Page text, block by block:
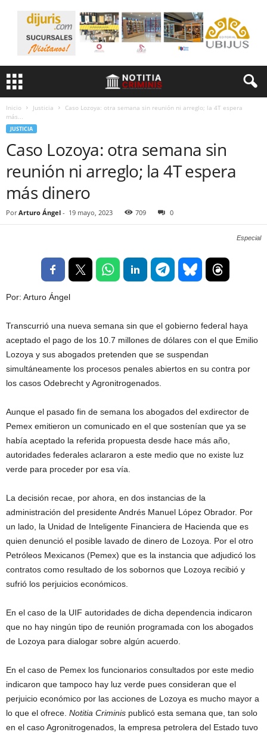
Inicio Justicia
Caso Lozoya: otra semana sin reunión ni arreglo; la 4T espera
más...
JUSTICIA
Caso Lozoya: otra semana sin
reunión ni arreglo; la 4T espera
más dinero
Por Arturo Ángel - 19 mayo, 2023 709 0
Especial
Por: Arturo Ángel
Transcurrió una nueva semana sin que el gobierno federal haya
aceptado el pago de los 10.7 millones de dólares con el que Emilio
Lozoya y sus abogados pretenden que se suspendan
simultáneamente los procesos penales abiertos en su contra por
los casos Odebrecht y Agronitrogenados.
Aunque el pasado fin de semana los abogados del exdirector de
Pemex emitieron un comunicado en el que sostenían que ya se
había aceptado la referida propuesta desde hace más año,
autoridades federales aclararon a este medio que no existe luz
verde para proceder por esa vía.
La decisión recae, por ahora, en dos instancias de la
administración del presidente Andrés Manuel López Obrador. Por
un lado, la Unidad de Inteligente Financiera de Hacienda que es
quien denunció el posible lavado de dinero de Lozoya. Por el otro
Petróleos Mexicanos (Pemex) que es la instancia que adjudicó los
contratos como resultado de los sobornos que Lozoya recibió y
sufrió los perjuicios económicos.
En el caso de la UIF autoridades de dicha dependencia indicaron
que no hay ningún tipo de reunión programada con los abogados
de Lozoya para dialogar sobre algún acuerdo.
En el caso de Pemex los funcionarios consultados por este medio
indicaron que tampoco hay luz verde pues consideran que el
perjuicio económico por las acciones de Lozoya es mucho mayor a
lo que el ofrece. Notitia Criminis publicó esta semana que, tan solo
en el caso Agronitrogenados, la empresa petrolera del Estado tuvo